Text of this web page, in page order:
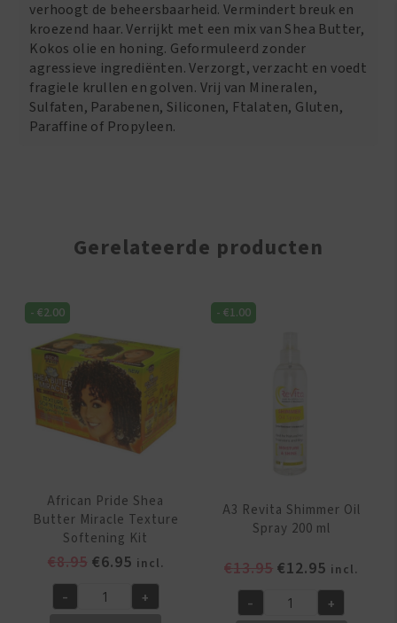
283
aantal
verhoogt de beheersbaarheid. Vermindert breuk en
kroezend haar. Verrijkt met een mix van Shea Butter,
Kokos olie en honing. Geformuleerd zonder
agressieve ingrediënten. Verzorgt, verzacht en voedt
fragiele krullen en golven. Vrij van Mineralen,
Sulfaten, Parabenen, Siliconen, Ftalaten, Gluten,
Paraffine of Propyleen.
Gerelateerde producten
-€2.00
African Pride Shea
Butter Miracle Texture
Softening Kit
€8.95 Oorspronkelijke
was:
€6.95Huidige
prijs
is:
incl.
African
- +
-€1.00
A3 Revita Shimmer Oil
Spray 200 ml
€13.95
was:
€12.95 Huidige
prijs
is:
incl.
A3
- +